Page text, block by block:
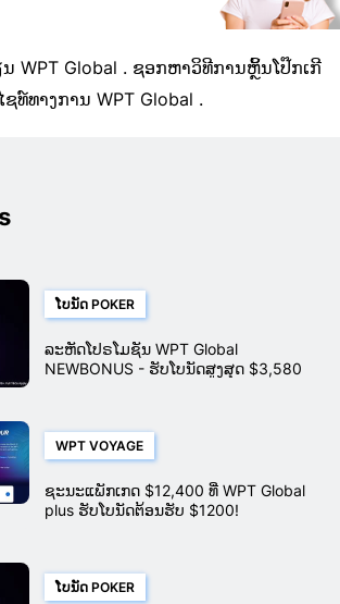
WPT Global . ຊອກຫາວິທີການຫຼິ້ນໂປ໊ກເກີ
ທ໌ທາງການ WPT Global .
ໂບນັດ POKER
ລະຫັດໂປຣໂມຊັນ WPT Global
NEWBONUS - ຮັບໂບນັດສູງສຸດ $3,580
WPT VOYAGE
ຊະນະແພັກເກດ $12,400 ທີ່ WPT Global
plus ຮັບໂບນັດຕ້ອນຮັບ $1200!
ໂບນັດ POKER